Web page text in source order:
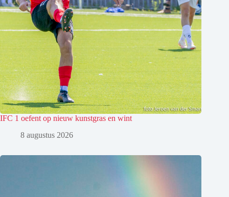
IFC 1 oefent op nieuw kunstgras en wint
8 augustus 2026